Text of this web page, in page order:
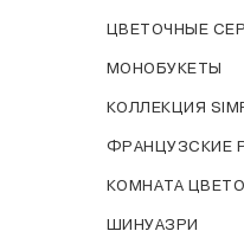
ЦВЕТОЧНЫЕ
МОНОБУКЕТЫ
КОЛЛЕКЦИЯ
ФРАНЦУЗСКИЕ
КОМНАТА
ШИНУАЗРИ